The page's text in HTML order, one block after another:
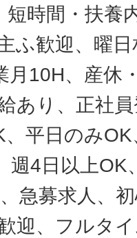
短時間・扶養
ふ歓迎、曜
月10H、産休
あり、正社
平日のみ
週4日以上
急募求人、
迎、フルタ